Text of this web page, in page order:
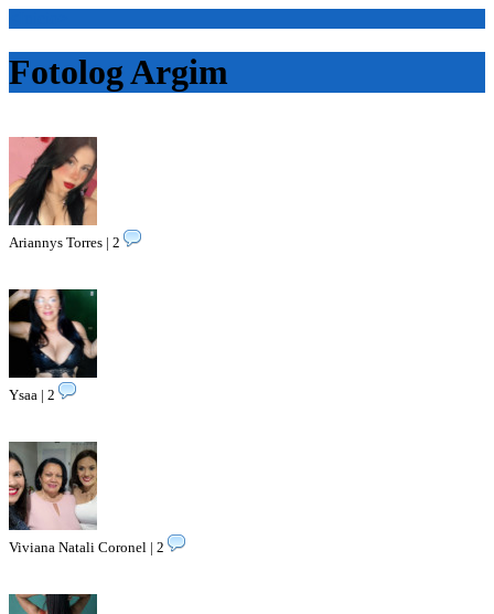
Fotolog Argim
Ariannys Torres | 2
Ysaa | 2
Viviana Natali Coronel | 2